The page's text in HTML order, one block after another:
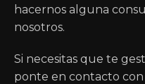
hacernos alguna
nosotros.
Si necesitas que te
ponte en contacto con